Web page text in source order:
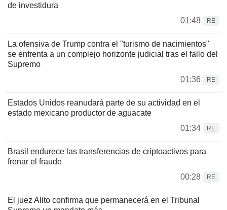
de investidura
01:48
RE
La ofensiva de Trump contra el "turismo de nacimientos"
se enfrenta a un complejo horizonte judicial tras el fallo del
Supremo
01:36
RE
Estados Unidos reanudará parte de su actividad en el
estado mexicano productor de aguacate
01:34
RE
Brasil endurece las transferencias de criptoactivos para
frenar el fraude
00:28
RE
El juez Alito confirma que permanecerá en el Tribunal